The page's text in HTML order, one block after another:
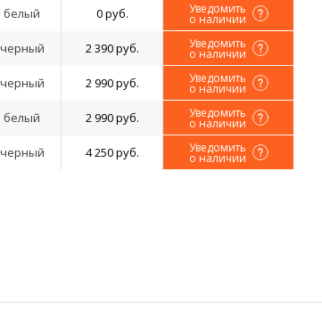
белый 0 руб. Уведомить
о наличии
черный 2 390 руб. Уведомить
о наличии
черный 2 990 руб. Уведомить
о наличии
белый 2 990 руб. Уведомить
о наличии
черный 4 250 руб. Уведомить
о наличии